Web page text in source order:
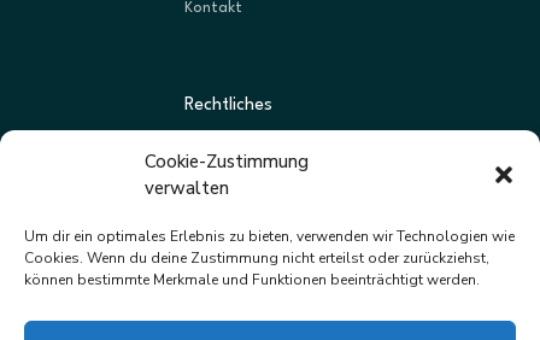
Cookie-Zustimmung
verwalten
Um dir ein optimales Erlebnis zu bieten, verwenden wir Technologien wie
Cookies. Wenn du deine Zustimmung nicht erteilst oder zurückziehst,
können bestimmte Merkmale und Funktionen beeinträchtigt werden.
Kontakt
Rechtliches
Datenschutz
Impressum
Newsletter